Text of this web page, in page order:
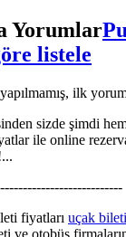
Yorumlar
listele
ilk
sizde şimdi
ile online
fiyatları uçak bileti
ve otobüs